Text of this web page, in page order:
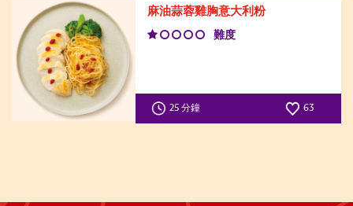
麻油蒜蓉雞胸意大利粉
難度
25 分鐘 63